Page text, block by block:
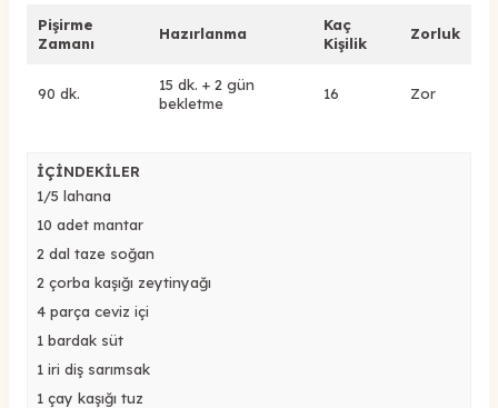
Pişirme
Zamanı
Hazırlanma
Kaç
Kişilik
Zorluk
90 dk.
15 dk. + 2 gün
bekletme
16 Zor
İÇİNDEKİLER
1/5 lahana
10 adet mantar
2 dal taze soğan
2 çorba kaşığı zeytinyağı
4 parça ceviz içi
1 bardak süt
1 iri diş sarımsak
1 çay kaşığı tuz